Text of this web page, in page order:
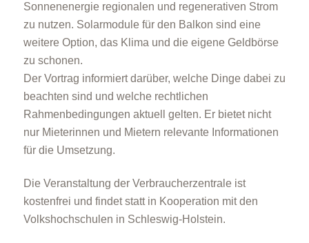
Sonnenenergie regionalen und regenerativen Strom
zu nutzen. Solarmodule für den Balkon sind eine
weitere Option, das Klima und die eigene Geldbörse
zu schonen.
Der Vortrag informiert darüber, welche Dinge dabei zu
beachten sind und welche rechtlichen
Rahmenbedingungen aktuell gelten. Er bietet nicht
nur Mieterinnen und Mietern relevante Informationen
für die Umsetzung.
Die Veranstaltung der Verbraucherzentrale ist
kostenfrei und findet statt in Kooperation mit den
Volkshochschulen in Schleswig-Holstein.